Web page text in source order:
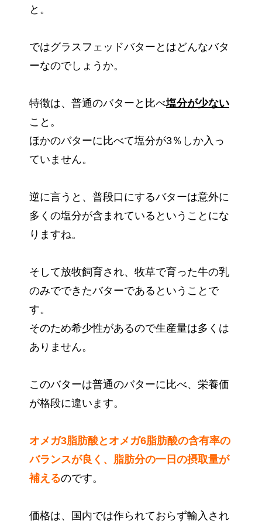
と。
ではグラスフェッドバターとはどんなバタ
ーなのでしょうか。
特徴は、普通のバターと比べ塩分が少ない
こと。
ほかのバターに比べて塩分が3％しか入っ
ていません。
逆に言うと、普段口にするバターは意外に
多くの塩分が含まれているということにな
りますね。
そして放牧飼育され、牧草で育った牛の乳
のみでできたバターであるということで
す。
そのため希少性があるので生産量は多くは
ありません。
このバターは普通のバターに比べ、栄養価
が格段に違います。
オメガ3脂肪酸とオメガ6脂肪酸の含有率の
バランスが良く、脂肪分の一日の摂取量が
補えるのです。
価格は、国内では作られておらず輸入され